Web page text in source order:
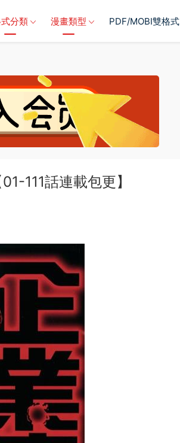
分類 漫畫類型 PDF/MOBI雙格式
111話連載包更】